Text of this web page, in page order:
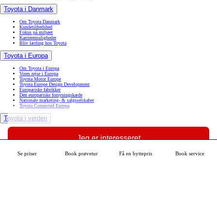
Se priser Book prøvetur Få en byttepris Book service
Jeg er interesseret
Se mere om din bil
Toyota i Danmark
Om Toyota Danmark
Kundetilfredshed
Fokus på miljøet
Karrieremuligheder
Bliv lærling hos Toyota
Toyota i Europa
Om Toyota i Europa
Vores rejse i Europa
Toyota Motor Europe
Toyota Europe Design Development
Europæiske fabrikker
Den europæiske forsyningskæde
Nationale marketing- & salgsselskaber
Toyota Connected Europa
Toyota i verden
Toyotas vision & filosofi
Toyota kvalitet
Innovation